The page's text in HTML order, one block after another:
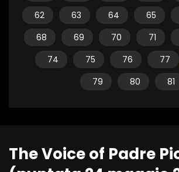
62
63 64 65
68
69 70 71
74
75 76 77
79
80 81
The Voice of Padre